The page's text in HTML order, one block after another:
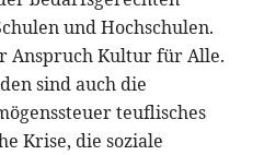
und Hochschulen.
Anspruch Kultur für Alle.
sind auch die
teuflisches
Krise, die soziale